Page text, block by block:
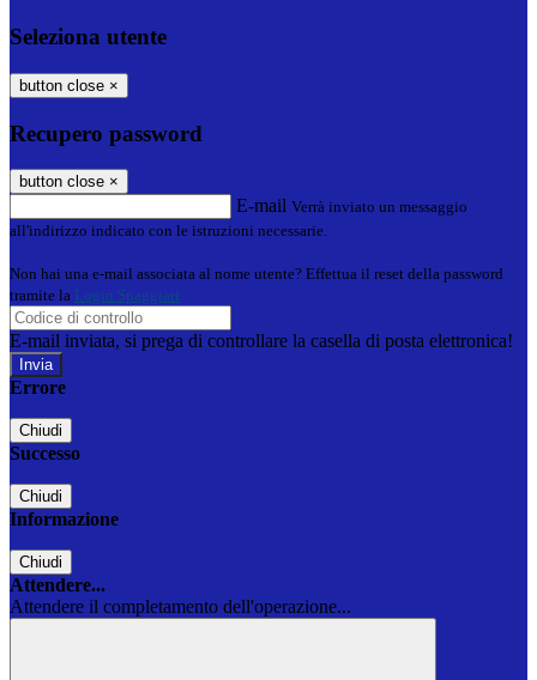
Seleziona utente
button close ×
Recupero password
button close ×
E-mail Verrà inviato un messaggio
all'indirizzo indicato con le istruzioni necessarie.
Non hai una e-mail associata al nome utente? Effettua il reset della password
tramite la Login Spaggiari
E-mail inviata, si prega di controllare la casella di posta elettronica!
Errore
Chiudi
Successo
Chiudi
Informazione
Chiudi
Attendere...
Attendere il completamento dell'operazione...